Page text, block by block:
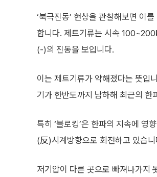
‘북극진동’ 현상을 관찰해보면 이
합니다. 제트기류는 시속
(-)의 진동을 보입니다.
이는 제트기류가 약해졌다는 뜻입
기가 한반도까지 남하해 최근의 한
특히 ‘블로킹’은 한파의 지속에 영
(反)시계방향으로 회전하고 있습
저기압이 다른 곳으로 빠져나가지